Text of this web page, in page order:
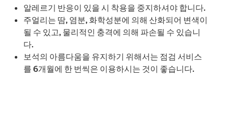
알레르기 반응이 있을 시 착용을 중지하셔야 합니다.
주얼리는 땀, 염분, 화학성분에 의해 산화되어 변색이
될 수 있고, 물리적인 충격에 의해 파손될 수 있습니
다.
보석의 아름다움을 유지하기 위해서는 점검 서비스
를 6개월에 한 번씩은 이용하시는 것이 좋습니다.